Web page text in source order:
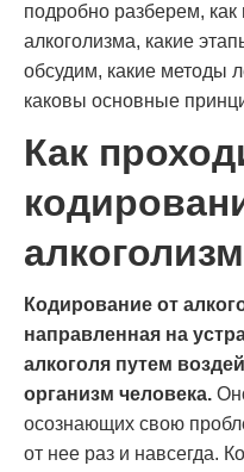
подробно разберем,
алкоголизма, какие
обсудим, какие методы
каковы основные
Как
Кодирование от
направленная на
алкоголя путем
организм человека.
осознающих свою
от нее раз и навсегда.